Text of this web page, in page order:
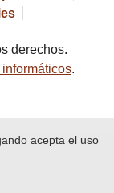
derechos.
.
acepta el uso